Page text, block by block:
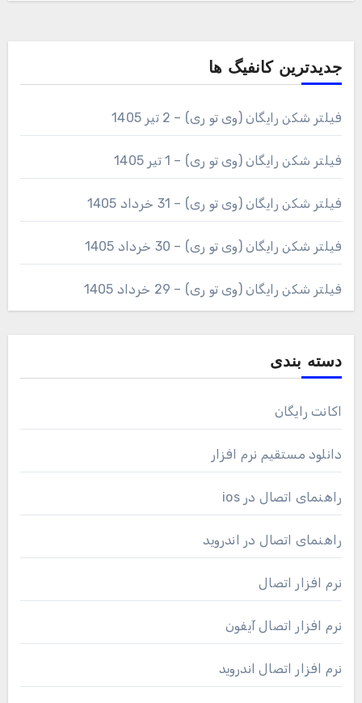
جدیدترین کانفیگ ها
فیلتر شکن رایگان (وی تو ری) – 2 تیر 1405
فیلتر شکن رایگان (وی تو ری) – 1 تیر 1405
فیلتر شکن رایگان (وی تو ری) – 31 خرداد 1405
فیلتر شکن رایگان (وی تو ری) – 30 خرداد 1405
فیلتر شکن رایگان (وی تو ری) – 29 خرداد 1405
دسته بندی
اکانت رایگان
دانلود مستقیم نرم افزار
راهنمای اتصال در ios
راهنمای اتصال در اندروید
نرم افزار اتصال
نرم افزار اتصال آیفون
نرم افزار اتصال اندروید